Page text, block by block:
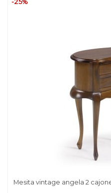
Mesita vintage angela 2